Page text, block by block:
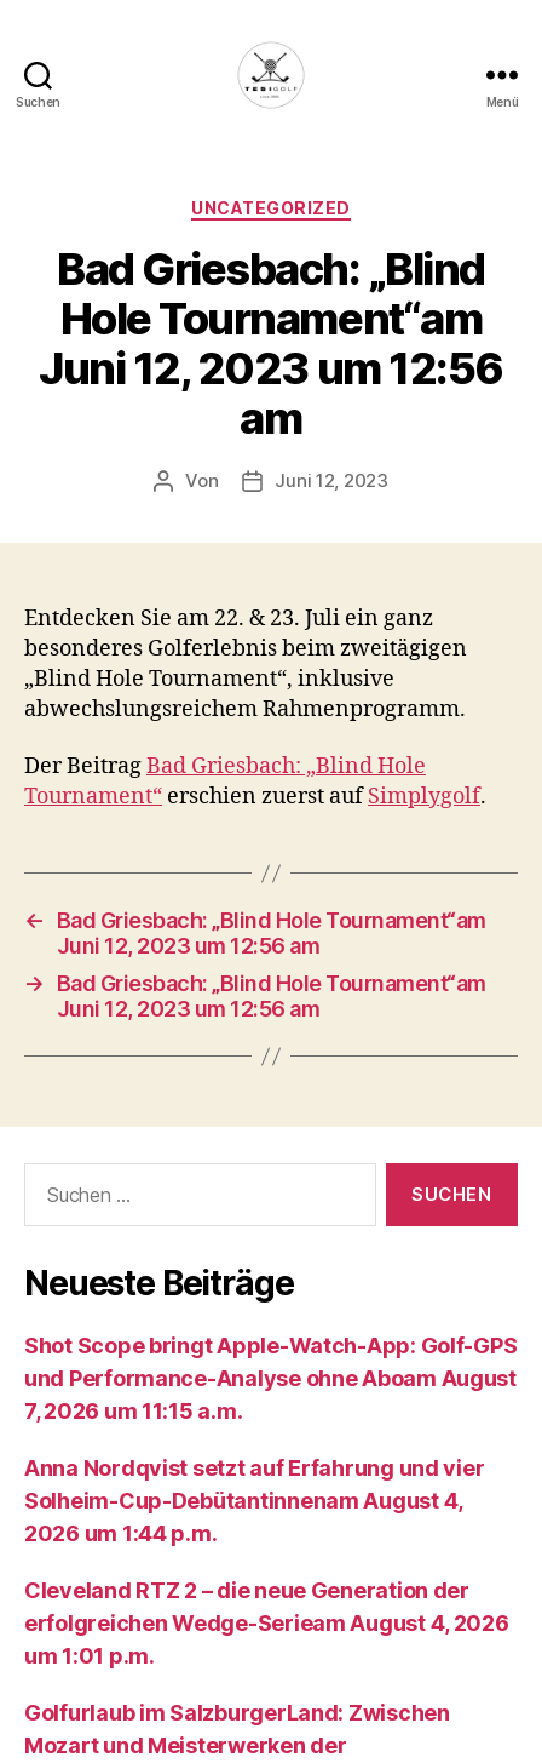
Suchen
Deine
Plattform
für
Golfbegeisterte!
Menü
Kategorien
UNCATEGORIZED
Bad Griesbach: „Blind
Hole Tournament“am
Juni 12, 2023 um 12:56
am
Beitragsautor
Von Veröffentlichungsdatum
Juni 12, 2023
Entdecken Sie am 22. & 23. Juli ein ganz
besonderes Golferlebnis beim zweitägigen
„Blind Hole Tournament“, inklusive
abwechslungsreichem Rahmenprogramm.
Der BeitragBad Griesbach: „Blind Hole
Tournament“ erschien zuerst aufSimplygolf.
←
Bad Griesbach: „Blind Hole Tournament“am
Juni 12, 2023 um 12:56 am
→
Bad Griesbach: „Blind Hole Tournament“am
Juni 12, 2023 um 12:56 am
nach:
Neueste Beiträge
Shot Scope bringt Apple-Watch-App: Golf-GPS
und Performance-Analyse ohne Aboam August
7, 2026 um 11:15 a.m.
Anna Nordqvist setzt auf Erfahrung und vier
Solheim-Cup-Debütantinnenam August 4,
2026 um 1:44 p.m.
Cleveland RTZ 2 – die neue Generation der
erfolgreichen Wedge-Serieam August 4, 2026
um 1:01 p.m.
Golfurlaub im SalzburgerLand: Zwischen
Mozart und Meisterwerken der